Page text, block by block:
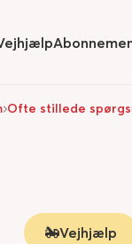
submenu for
Ofte stillede
Vejhjælp